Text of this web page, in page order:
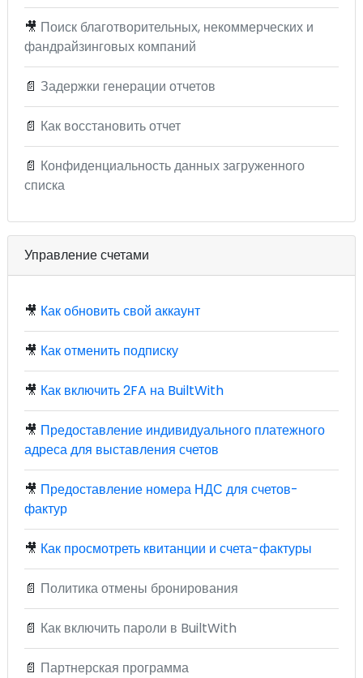
🎥 Поиск благотворительных, некоммерческих и
фандрайзинговых компаний
📄 Задержки генерации отчетов
📄 Как восстановить отчет
📄 Конфиденциальность данных загруженного
списка
Управление счетами
🎥 Как обновить свой аккаунт
🎥 Как отменить подписку
🎥 Как включить 2FA на BuiltWith
🎥 Предоставление индивидуального платежного
адреса для выставления счетов
🎥 Предоставление номера НДС для счетов-
фактур
🎥 Как просмотреть квитанции и счета-фактуры
📄 Политика отмены бронирования
📄 Как включить пароли в BuiltWith
📄 Партнерская программа